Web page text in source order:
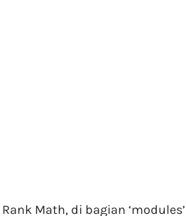
Math, di bagian ‘modules’